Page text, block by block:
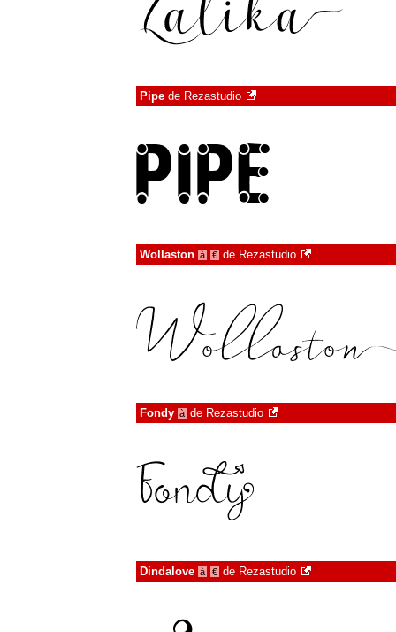
Pipe de Rezastudio
Wollaston à € de Rezastudio
Fondy à de Rezastudio
Dindalove à € de Rezastudio